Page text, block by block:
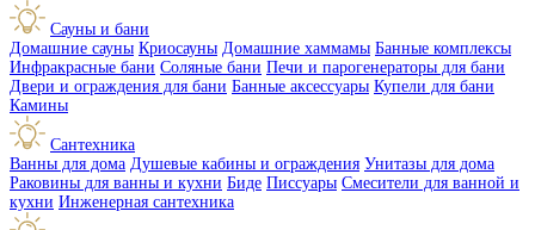
Сауны и бани
Домашние сауны Криосауны Домашние хаммамы Банные комплексы
Инфракрасные бани Соляные бани Печи и парогенераторы для бани
Двери и ограждения для бани Банные аксессуары Купели для бани
Камины
Сантехника
Ванны для дома Душевые кабины и ограждения Унитазы для дома
Раковины для ванны и кухни Биде Писсуары Смесители для ванной и
кухни Инженерная сантехника